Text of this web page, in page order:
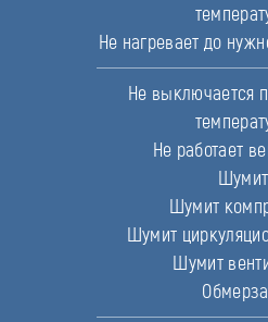
Не нагревает до
Не выключается
Не работает
Шумит
Шумит
Шумит
Шумит